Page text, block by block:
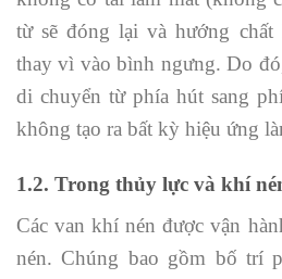
từ sẽ đóng lại và hướng
thay vì vào bình ngưng. Do
di chuyển từ phía hút sang
không tạo ra bất kỳ hiệu ứng
1.2. Trong thủy lực và khí
Các van khí nén được vận
nén. Chúng bao gồm bố trí